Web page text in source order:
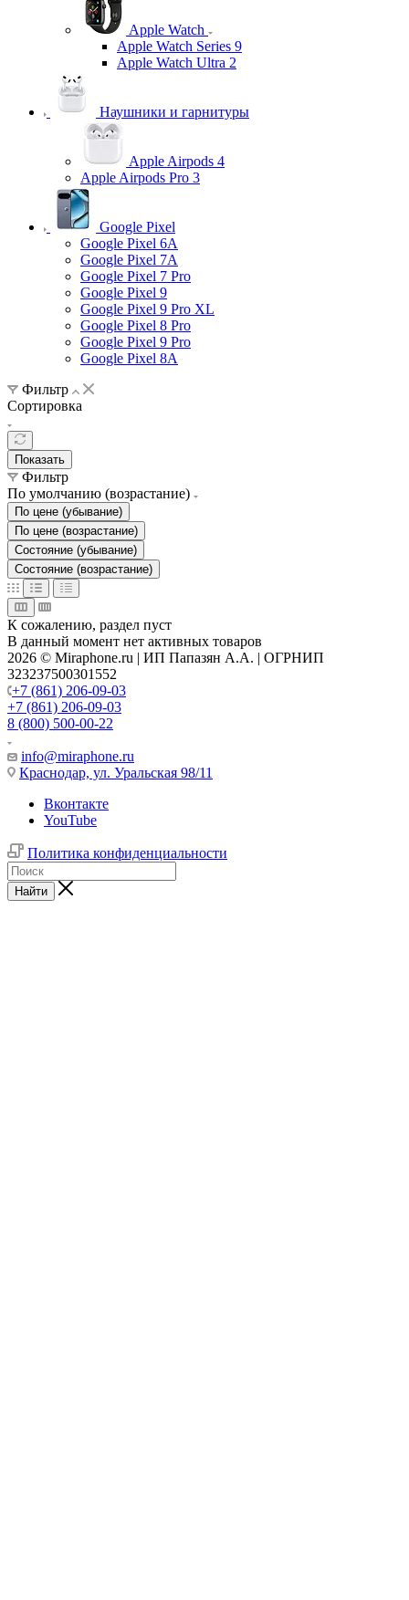
Apple Watch
Apple Watch Series 9
Apple Watch Ultra 2
Наушники и гарнитуры
Apple Airpods 4
Apple Airpods Pro 3
Google Pixel
Google Pixel 6A
Google Pixel 7А
Google Pixel 7 Pro
Google Pixel 9
Google Pixel 9 Pro XL
Google Pixel 8 Pro
Google Pixel 9 Pro
Google Pixel 8A
Фильтр
Сортировка
Показать
Фильтр
По умолчанию (возрастание)
По цене (убывание)
По цене (возрастание)
Состояние (убывание)
Состояние (возрастание)
К сожалению, раздел пуст
В данный момент нет активных товаров
2026 © Miraphone.ru | ИП Папазян А.А. | ОГРНИП
323237500301552
+7 (861) 206-09-03
+7 (861) 206-09-03
8 (800) 500-00-22
info@miraphone.ru
Краснодар, ул. Уральская 98/11
Вконтакте
YouTube
Политика конфиденциальности
Найти